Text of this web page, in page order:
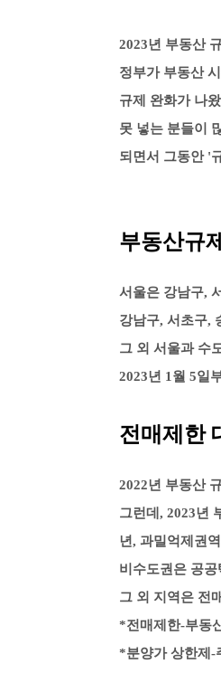
2023년 부동산
정부가 부동산
규제 완화가 나
못 넣는 분들이
되면서 그동안 '
부동산규
서울은 강남구,
강남구, 서초구,
그 외 서울과 수
2023년 1월 5일
전매제한
2022년 부동산
그런데, 2023년
년, 과밀억제권
비수도권은 공
그 외 지역은 전
*전매제한-부동
*분양가 상한제